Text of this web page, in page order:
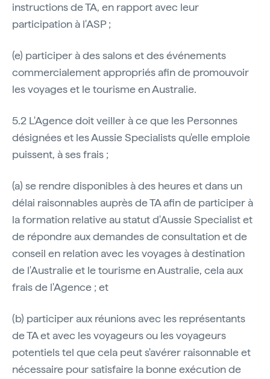
instructions de TA, en rapport avec leur
participation à l'ASP ;
(e) participer à des salons et des événements
commercialement appropriés afin de promouvoir
les voyages et le tourisme en Australie.
5.2 L'Agence doit veiller à ce que les Personnes
désignées et les Aussie Specialists qu'elle emploie
puissent, à ses frais ;
(a) se rendre disponibles à des heures et dans un
délai raisonnables auprès de TA afin de participer à
la formation relative au statut d'Aussie Specialist et
de répondre aux demandes de consultation et de
conseil en relation avec les voyages à destination
de l'Australie et le tourisme en Australie, cela aux
frais de l'Agence ; et
(b) participer aux réunions avec les représentants
de TA et avec les voyageurs ou les voyageurs
potentiels tel que cela peut s'avérer raisonnable et
nécessaire pour satisfaire la bonne exécution de